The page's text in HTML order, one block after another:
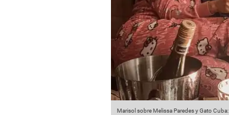
Marisol sobre Melissa Paredes y Gato Cuba: